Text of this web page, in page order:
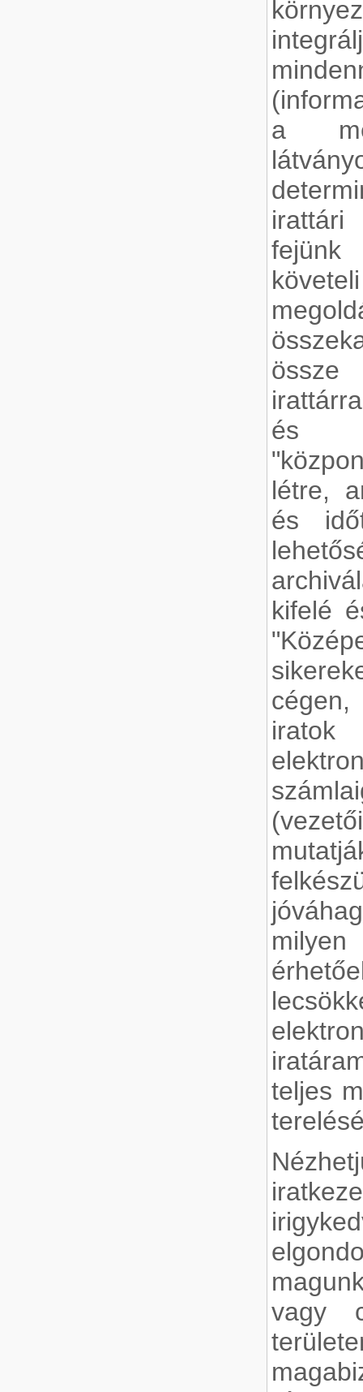
a
irattári
fejünk
és
létre,
és
kifelé
teljes
vagy